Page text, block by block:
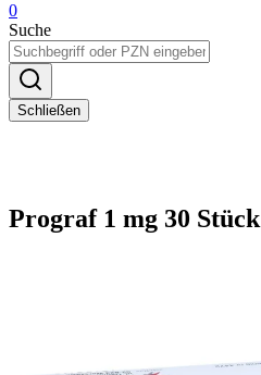
0
Suche
Schließen
Prograf 1 mg 30 Stück